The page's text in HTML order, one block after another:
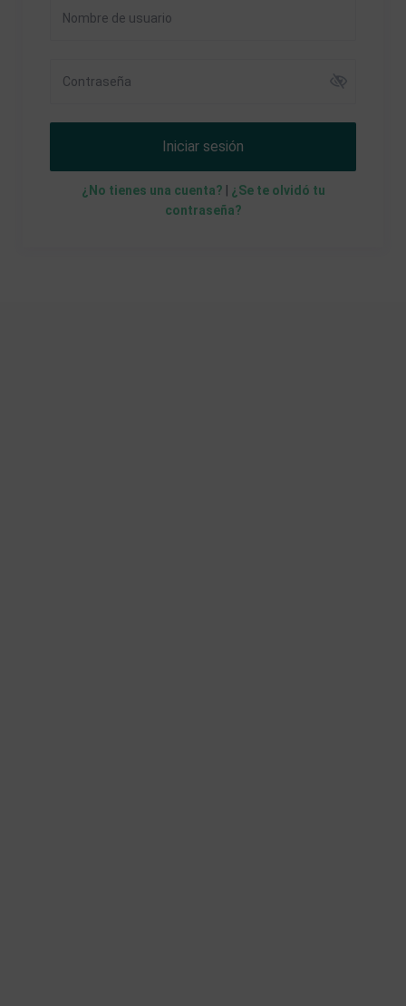
Iniciar sesión
¿No tienes una cuenta?
¿Se te olvidó tu
contraseña?